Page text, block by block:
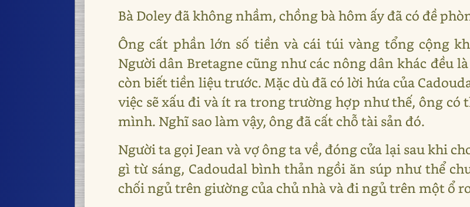
Bà Doley đã không nhầm, chồng bà hôm ấy đã có đề
Ông cất phần lớn số tiền và cái túi vàng tổng cộng
Người dân Bretagne cũng như các nông dân khác đều
còn biết tiền liệu trước. Mặc dù đã có lời hứa của
việc sẽ xấu đi và ít ra trong trường hợp như thế, ông có
mình. Nghĩ sao làm vậy, ông đã cất chỗ tài sản đó.
Người ta gọi Jean và vợ ông ta về, đóng cửa lại sau khi
gì từ sáng, Cadoudal bình thản ngồi ăn súp như thể
chối ngủ trên giường của chủ nhà và đi ngủ trên một ổ